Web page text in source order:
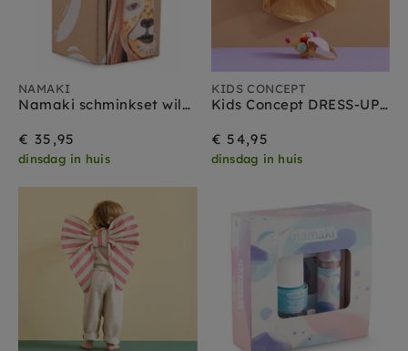
NAMAKI
Namaki schminkset wildlife 3 jr+
€ 35,95
dinsdag in huis
KIDS CONCEPT
Kids Concept DRESS-UP ijsje + diadeem
€ 54,95
dinsdag in huis